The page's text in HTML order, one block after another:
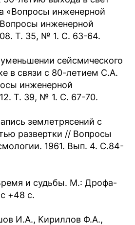
«Вопросы инженерной
инженерной
Т. 35, № 1. С. 63-64.
сейсмического
в связи с 80-летием С.А.
инженерной
Т. 39, № 1. С. 67-70.
землетрясений с
развертки // Вопросы
1961. Вып. 4. С.84-
и судьбы. М.: Дрофа-
+48 с.
И.А., Кириллов Ф.А.,